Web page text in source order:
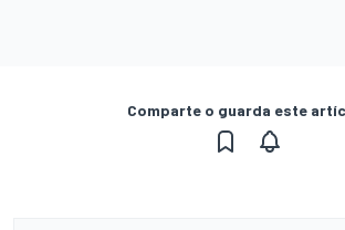
Comparte o guarda este